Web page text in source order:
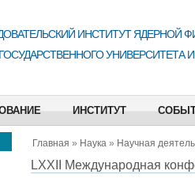
ИНСТИТУТ ЯДЕРНОЙ
УНИВЕРСИТЕТА
ИНСТИТУТ
Главная » Наука» Научная
LXXII Международная